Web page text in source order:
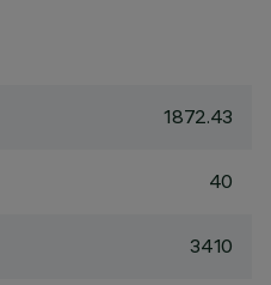
1872.43
40
3410